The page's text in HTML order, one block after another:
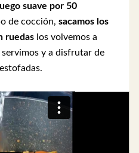
suave por 50
de cocción, sacamos los
ruedas los volvemos a
y a disfrutar de